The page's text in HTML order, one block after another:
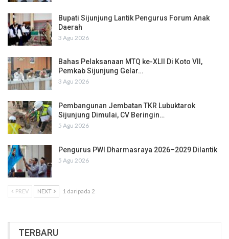
Bupati Sijunjung Lantik Pengurus Forum Anak
Daerah
3 Agu 2026
Bahas Pelaksanaan MTQ ke-XLII Di Koto VII,
Pemkab Sijunjung Gelar…
3 Agu 2026
Pembangunan Jembatan TKR Lubuktarok
Sijunjung Dimulai, CV Beringin…
5 Agu 2026
Pengurus PWI Dharmasraya 2026–2029 Dilantik
5 Agu 2026
PREV NEXT 1 daripada 2
TERBARU